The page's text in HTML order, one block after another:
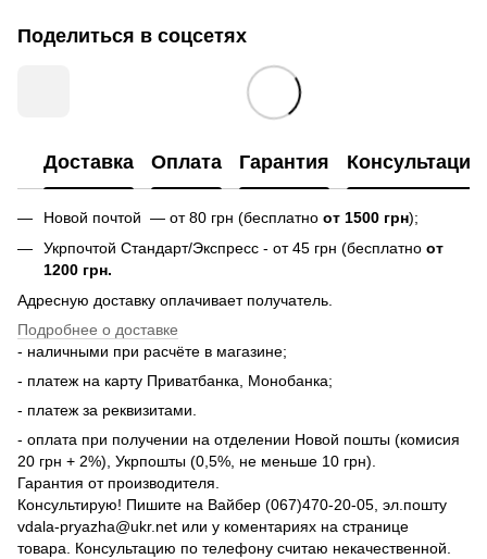
Поделиться в соцсетях
Доставка Оплата Гарантия Консультация
Новой почтой — от 80 грн (бесплатно от 1500 грн);
Укрпочтой Стандарт/Экспресс - от 45 грн (бесплатно от
1200 грн.
Адресную доставку оплачивает получатель.
Подробнее о доставке
- наличными при расчёте в магазине;
- платеж на карту Приватбанка, Монобанка;
- платеж за реквизитами.
- оплата при получении на отделении Новой пошты (комисия
20 грн + 2%), Укрпошты (0,5%, не меньше 10 грн).
Гарантия от производителя.
Консультирую! Пишите на Вайбер (067)470-20-05, эл.пошту
vdala-pryazha@ukr.net или у коментариях на странице
товара. Консультацию по телефону считаю некачественной.